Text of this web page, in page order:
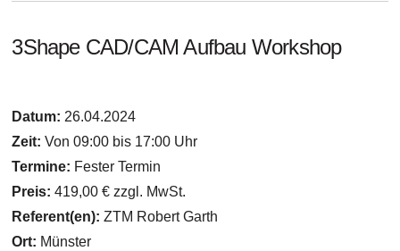
3Shape CAD/CAM Aufbau Workshop
Datum: 26.04.2024
Zeit: Von 09:00 bis 17:00 Uhr
Termine: Fester Termin
Preis: 419,00 € zzgl. MwSt.
Referent(en):ZTM Robert Garth
Ort: Münster